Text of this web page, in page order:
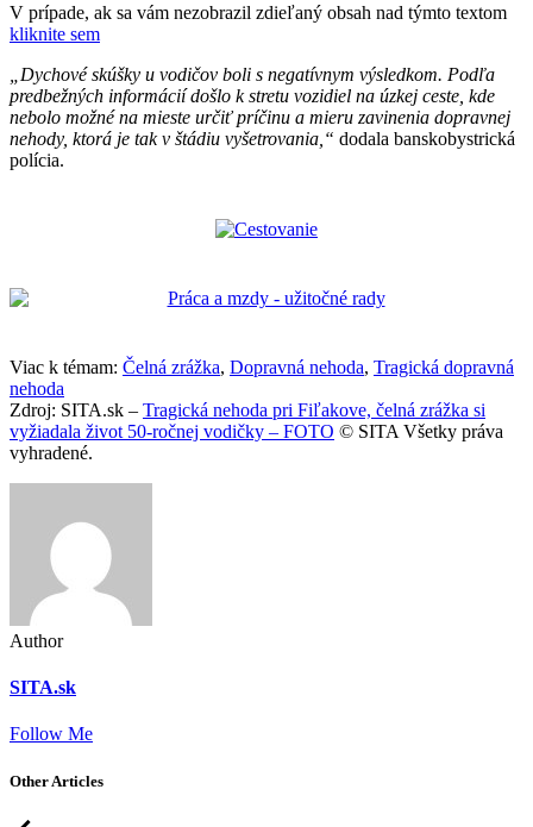
V prípade, ak sa vám nezobrazil zdieľaný obsah nad týmto textom
kliknite sem
„Dychové skúšky u vodičov boli s negatívnym výsledkom. Podľa
predbežných informácií došlo k stretu vozidiel na úzkej ceste, kde
nebolo možné na mieste určiť príčinu a mieru zavinenia dopravnej
nehody, ktorá je tak v štádiu vyšetrovania,“ dodala banskobystrická
polícia.
Viac k témam: Čelná zrážka, Dopravná nehoda, Tragická dopravná
nehoda
Zdroj: SITA.sk – Tragická nehoda pri Fiľakove, čelná zrážka si
vyžiadala život 50-ročnej vodičky – FOTO © SITA Všetky práva
vyhradené.
Author
SITA.sk
Follow Me
Other Articles